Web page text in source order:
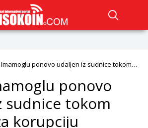
Imamoglu ponovo udaljen iz sudnice tokom
ponovo
sudnice tokom
korupciju